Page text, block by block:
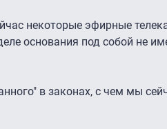
некоторые эфирные
основания под собой не
в законах, с чем мы